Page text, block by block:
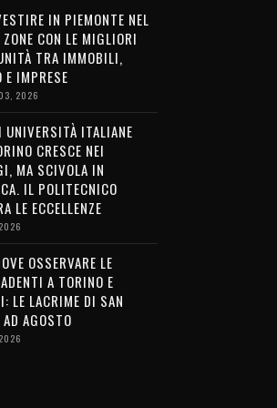
IN PIEMONTE NEL
CON LE MIGLIORI
TRA IMMOBILI,
E IMPRESE
2026
UNIVERSITÀ ITALIANE
CRESCE NEI
MA SCIVOLA IN
IL POLITECNICO
LE ECCELLENZE
OSSERVARE LE
A TORINO E
LE LACRIME DI SAN
AD AGOSTO